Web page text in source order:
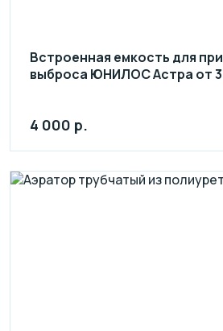
Встроенная емкость для
выброса ЮНИЛОС Астра от 3
4 000 р.